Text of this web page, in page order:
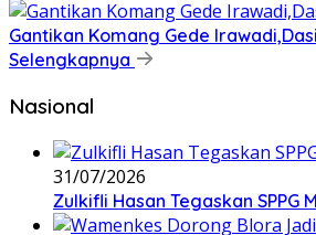
Gantikan Komang Gede
Selengkapnya
Nasional
31/07/2026
Zulkifli Hasan Tegaskan SPPG